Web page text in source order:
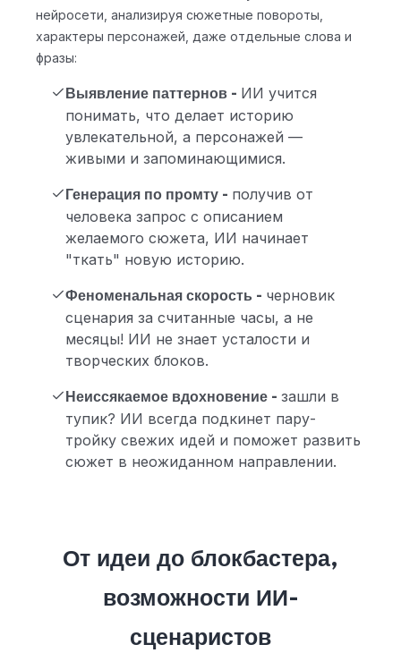
нейросети, анализируя сюжетные повороты,
характеры персонажей, даже отдельные слова и
фразы:
Выявление паттернов - ИИ учится
понимать, что делает историю
увлекательной, а персонажей —
живыми и запоминающимися.
Генерация по промту - получив от
человека запрос с описанием
желаемого сюжета, ИИ начинает
"ткать" новую историю.
Феноменальная скорость - черновик
сценария за считанные часы, а не
месяцы! ИИ не знает усталости и
творческих блоков.
Неиссякаемое вдохновение - зашли в
тупик? ИИ всегда подкинет пару-
тройку свежих идей и поможет развить
сюжет в неожиданном направлении.
От идеи до блокбастера,
возможности ИИ-
сценаристов